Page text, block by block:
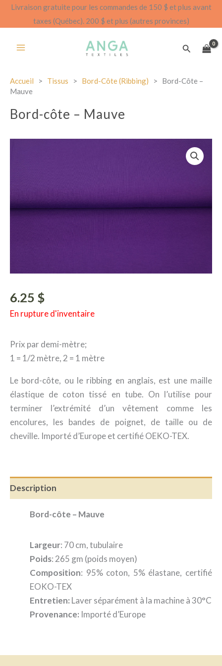
AllerLivraison gratuite pour les commandes de 150 $ et plus avant
taxes (Québec). 200 $ et plus (autres provinces)
Accueil > Tissus > Bord-Côte (ribbing) > Bord-Côte –
Mauve
Bord-côte – Mauve
6.25 $
En rupture d'inventaire
Prix par demi-mètre;
1 = 1/2 mètre, 2 = 1 mètre
Le bord-côte, ou le ribbing en anglais, est une maille
élastique de coton tissé en tube. On l’utilise pour
terminer l’extrémité d’un vêtement comme les
encolures, les bandes de poignet, de taille ou de
cheville. Importé d’Europe et certifié OEKO-TEX.
Description
Bord-côte – Mauve
Largeur: 70 cm, tubulaire
Poids: 265 gm (poids moyen)
Composition: 95% coton, 5% élastane, certifié
EOKO-TEX
Entretien: Laver séparément à la machine à 30°C
Provenance: Importé d’Europe